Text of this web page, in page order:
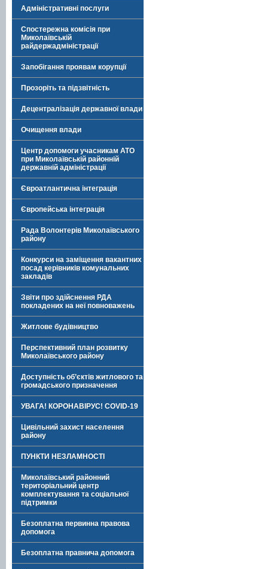
Адміністративні послуги
Спостережна комісія при
Миколаївській
райдержадміністрації
Запобігання проявам корупції
Прозоріть та підзвітність
Децентралізація державної влади
Очищення влади
Центр допомоги учасникам АТО
при Миколаївській районній
державній адміністрації
Євроатлантична інтеграція
Європейська інтеграція
Рада Волонтерів Миколаївського
району
Конкурси на заміщення вакантних
посад керівників комунальних
закладів
Звіти про здійснення РДА
покладених на неї повноважень
Житлове будівництво
Перспективний план розвитку
Миколаївського району
Доступність об’єктів житлового та
громадського призначення
УВАГА! КОРОНАВІРУС! COVID-19
Цивільний захист населення
району
ПУНКТИ НЕЗЛАМНОСТІ
Миколаївський районний
територіальний центр
комплектування та соціальної
підтримки
Безоплатна первинна правова
допомога
Безоплатна правнича допомога